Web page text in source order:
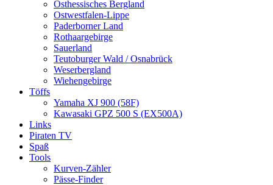
Osthessisches Bergland
Ostwestfalen-Lippe
Paderborner Land
Rothaargebirge
Sauerland
Teutoburger Wald / Osnabrück
Weserbergland
Wiehengebirge
Töffs
Yamaha XJ 900 (58F)
Kawasaki GPZ 500 S (EX500A)
Links
Piraten TV
Spaß
Tools
Kurven-Zähler
Pässe-Finder